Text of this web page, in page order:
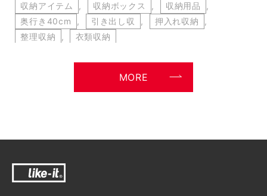
収納アイテム
, 収納ボックス , 収納用品
,
奥行き40cm
, 引き出し収 , 押入れ収納
,
整理収納
, 衣類収納
25日）「バイオマスプラスチックで
REBORN」へ出展｜循環型社会とサステナブル
MORE